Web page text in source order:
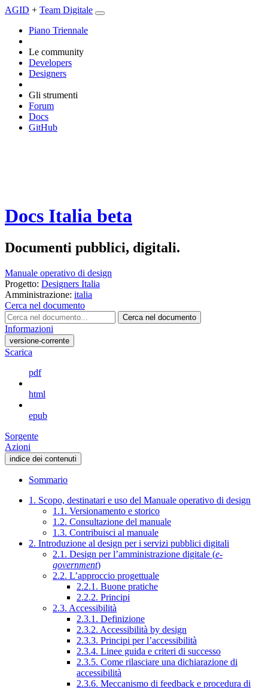
AGID + Team Digitale
Piano Triennale
Le community
Developers
Designers
Gli strumenti
Forum
Docs
GitHub
Docs Italia beta
Documenti pubblici, digitali.
Manuale operativo di design
Progetto: Designers Italia
Amministrazione: italia
Cerca nel documento
Cerca nel documento
Informazioni
versione-corrente
Scarica
pdf
html
epub
Sorgente
Azioni
indice dei contenuti
Sommario
1. Scopo, destinatari e uso del Manuale operativo di design
1.1. Versionamento e storico
1.2. Consultazione del manuale
1.3. Contribuisci al manuale
2. Introduzione al design per i servizi pubblici digitali
2.1. Design per l’amministrazione digitale (e-
government)
2.2. L’approccio progettuale
2.2.1. Buone pratiche
2.2.2. Principi
2.3. Accessibilità
2.3.1. Definizione
2.3.2. Accessibilità by design
2.3.3. Principi per l’accessibilità
2.3.4. Linee guida e criteri di successo
2.3.5. Come rilasciare una dichiarazione di
accessibilità
2.3.6. Meccanismo di feedback e procedura di